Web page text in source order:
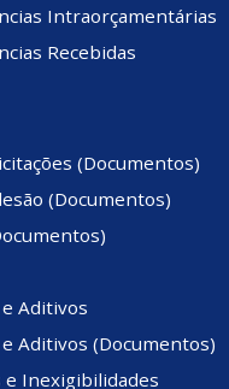
Intraorçamentárias
Recebidas
(Documentos)
(Documentos)
Aditivos
Aditivos (Documentos)
e Inexigibilidades